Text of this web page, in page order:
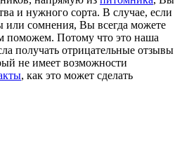
и нужного сорта. В случае, если
или сомнения, Вы всегда можете
поможем. Потому что это наша
получать отрицательные отзывы
не имеет возможности
, как это может сделать